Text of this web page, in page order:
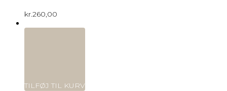
kr.260,00
TILFØJ TIL KURV